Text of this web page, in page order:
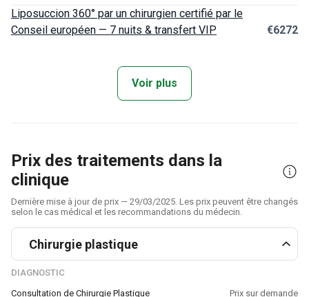
Liposuccion 360° par un chirurgien certifié par le
Conseil européen — 7 nuits & transfert VIP
€6272
Voir plus
Prix des traitements dans la
clinique
Dernière mise à jour de prix — 29/03/2025. Les prix peuvent être changés
selon le cas médical et les recommandations du médecin.
Chirurgie plastique
DIAGNOSTIC
Consultation de Chirurgie Plastique
Prix sur demande